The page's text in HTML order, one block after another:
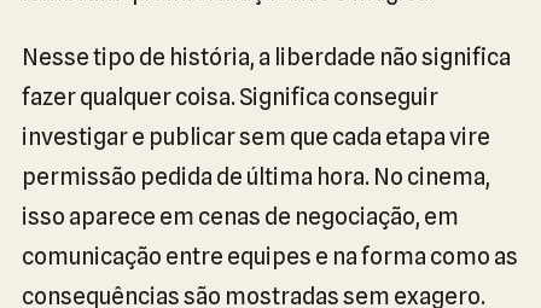
Nesse tipo de história, a liberdade não significa
fazer qualquer coisa. Significa conseguir
investigar e publicar sem que cada etapa vire
permissão pedida de última hora. No cinema,
isso aparece em cenas de negociação, em
comunicação entre equipes e na forma como as
consequências são mostradas sem exagero.